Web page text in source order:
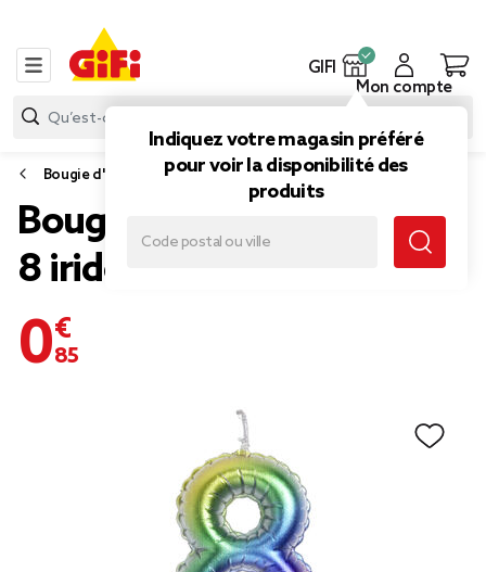
GIFI
Indiquez votre magasin préféré
pour voir la disponibilité des
produits
Mon compte
Bougie d'anniversaire
Bougie anniversaire chiffre
8 iridescent
0,85 €